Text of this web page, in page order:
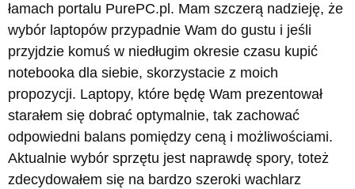
łamach portalu PurePC.pl. Mam szczerą nadzieję, że
wybór laptopów przypadnie Wam do gustu i jeśli
przyjdzie komuś w niedługim okresie czasu kupić
notebooka dla siebie, skorzystacie z moich
propozycji. Laptopy, które będę Wam prezentował
starałem się dobrać optymalnie, tak zachować
odpowiedni balans pomiędzy ceną i możliwościami.
Aktualnie wybór sprzętu jest naprawdę spory, toteż
zdecydowałem się na bardzo szeroki wachlarz